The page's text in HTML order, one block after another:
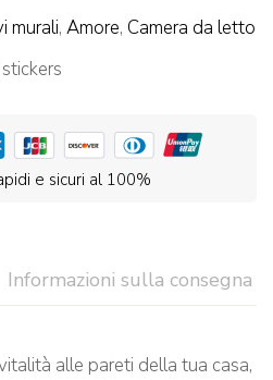
murali, Amore, Camera da letto
e sicuri al 100%
Informazioni sulla consegna
alle pareti della tua casa,